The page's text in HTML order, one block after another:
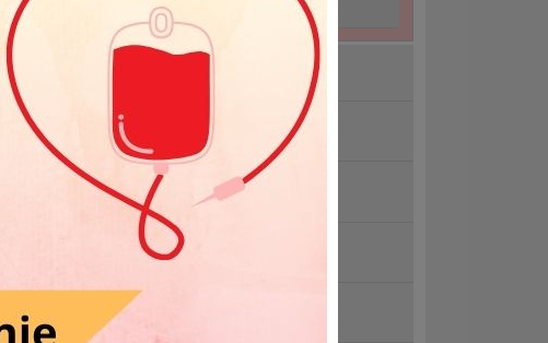
Wakacje 2026
Widzimy się pod Solarisem
Kondolencje
Odwołana akcja 15.07.2026r.
Potrzebna krew grupy 0 Rh-